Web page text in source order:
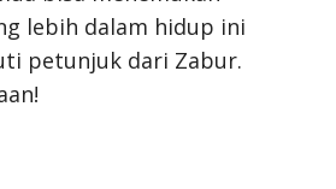
lebih dalam hidup ini
petunjuk dari Zabur.